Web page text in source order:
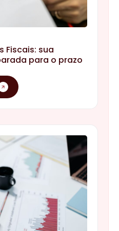
Fiscais: sua
para o prazo